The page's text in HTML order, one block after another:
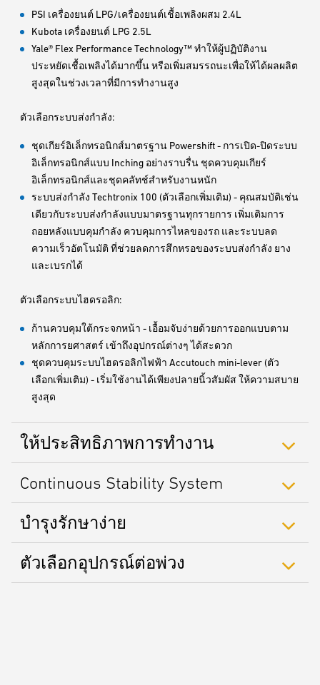
PSI เครื่องยนต์ LPG/เครื่องยนต์เชื้อเพลิงผสม 2.4L
Kubota เครื่องยนต์ LPG 2.5L
Yale® Flex Performance Technology™ ทำให้ผู้ปฏิบัติงาน
ประหยัดเชื้อเพลิงได้มากขึ้น หรือเพิ่มสมรรถนะเพื่อให้ได้ผลผลิต
สูงสุดในช่วงเวลาที่มีการทำงานสูง
ตัวเลือกระบบส่งกำลัง:
ชุดเกียร์อิเล็กทรอนิกส์มาตรฐาน Powershift - การเปิด-ปิดระบบ
อิเล็กทรอนิกส์แบบ Inching อย่างราบรื่น ชุดควบคุมเกียร์
อิเล็กทรอนิกส์และชุดคลัทช์สำหรับงานหนัก
ระบบส่งกำลัง Techtronix 100 (ตัวเลือกเพิ่มเติม) - คุณสมบัติเช่น
เดียวกับระบบส่งกำลังแบบมาตรฐานทุกรายการ เพิ่มเติมการ
ถอยหลังแบบคุมกำลัง ควบคุมการไหลของรถ และระบบลด
ความเร็วอัตโนมัติ ที่ช่วยลดการสึกหรอของระบบส่งกำลัง ยาง
และเบรกได้
ตัวเลือกระบบไฮดรอลิก:
ก้านควบคุมใต้กระจกหน้า - เอื้อมจับง่ายด้วยการออกแบบตาม
หลักการยศาสตร์ เข้าถึงอุปกรณ์ต่างๆ ได้สะดวก
ชุดควบคุมระบบไฮดรอลิกไฟฟ้า Accutouch mini-lever (ตัว
เลือกเพิ่มเติม) - เริ่มใช้งานได้เพียงปลายนิ้วสัมผัส ให้ความสบาย
สูงสุด
ให้ประสิทธิภาพการทำงาน
Continuous Stability System
บำรุงรักษาง่าย
ตัวเลือกอุปกรณ์ต่อพ่วง